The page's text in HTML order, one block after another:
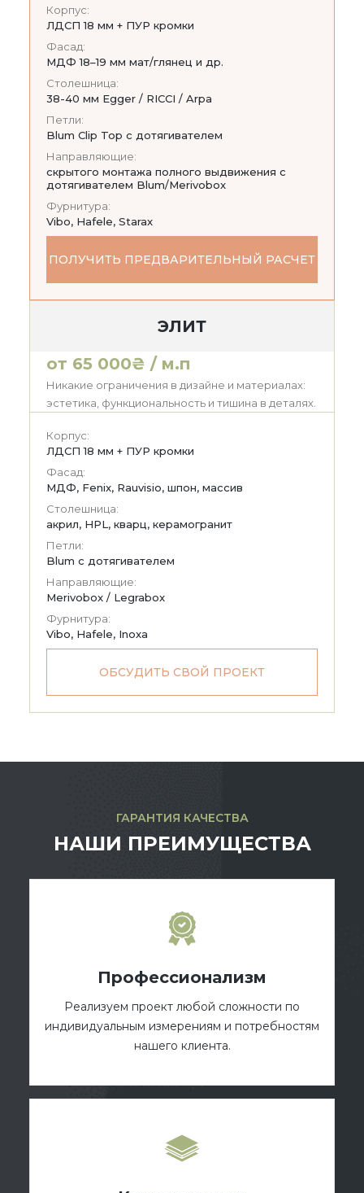
Корпус:
ЛДСП 18 мм + ПУР кромки
Фасад:
МДФ 18–19 мм мат/глянец и др.
Столешница:
38-40 мм Egger / RICCI / Arpa
Петли:
Blum Clip Top с дотягивателем
Направляющие:
скрытого монтажа полного выдвижения с
дотягивателем Blum/Merivobox
Фурнитура:
Vibo, Hafele, Starax
ПОЛУЧИТЬ ПРЕДВАРИТЕЛЬНЫЙ РАСЧЕТ
ЭЛИТ
от 65 000₴ / м.п
Никакие ограничения в дизайне и материалах:
эстетика, функциональность и тишина в деталях.
Корпус:
ЛДСП 18 мм + ПУР кромки
Фасад:
МДФ, Fenix, Rauvisio, шпон, массив
Столешница:
акрил, HPL, кварц, керамогранит
Петли:
Blum с дотягивателем
Направляющие:
Merivobox / Legrabox
Фурнитура:
Vibo, Hafele, Inoxa
ОБСУДИТЬ СВОЙ ПРОЕКТ
ГАРАНТИЯ КАЧЕСТВА
НАШИ ПРЕИМУЩЕСТВА
Профессионализм
Реализуем проект любой сложности по
индивидуальным измерениям и потребностям
нашего клиента.